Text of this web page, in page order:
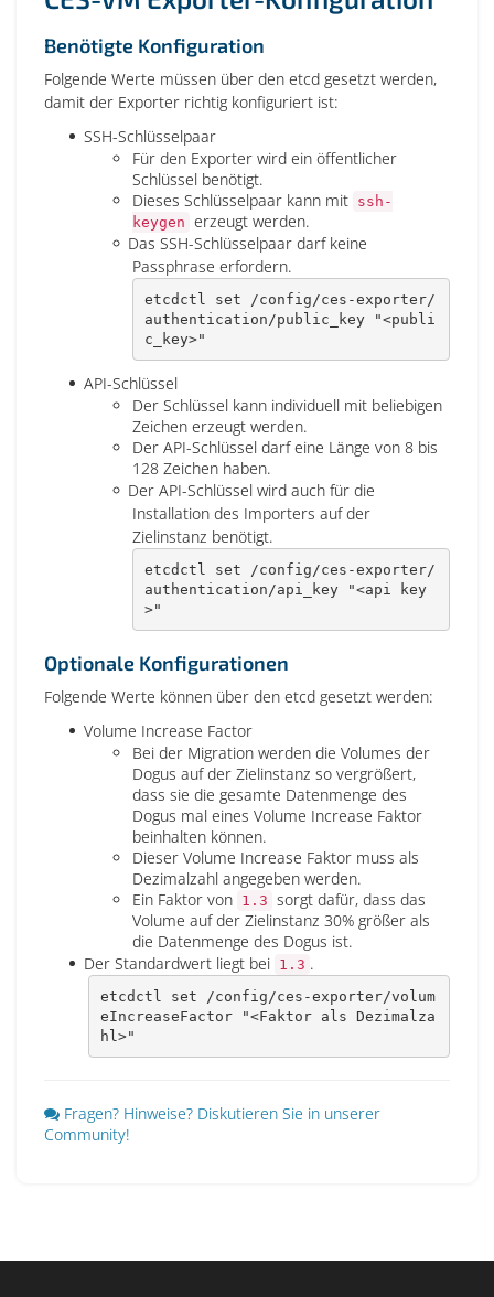
Benötigte Konfiguration
Folgende Werte müssen über den etcd gesetzt werden,
damit der Exporter richtig konfiguriert ist:
SSH-Schlüsselpaar
Für den Exporter wird ein öffentlicher
Schlüssel benötigt.
Dieses Schlüsselpaar kann mit ssh-
keygen erzeugt werden.
Das SSH-Schlüsselpaar darf keine
Passphrase erfordern.
etcdctl set /config/ces-exporter/
authentication/public_key
"<publi
c_key>"
API-Schlüssel
Der Schlüssel kann individuell mit beliebigen
Zeichen erzeugt werden.
Der API-Schlüssel darf eine Länge von 8 bis
128 Zeichen haben.
Der API-Schlüssel wird auch für die
Installation des Importers auf der
Zielinstanz benötigt.
etcdctl set /config/ces-exporter/
authentication/api_key
"<api key
>"
Optionale Konfigurationen
Folgende Werte können über den etcd gesetzt werden:
Volume Increase Factor
Bei der Migration werden die Volumes der
Dogus auf der Zielinstanz so vergrößert,
dass sie die gesamte Datenmenge des
Dogus mal eines Volume Increase Faktor
beinhalten können.
Dieser Volume Increase Faktor muss als
Dezimalzahl angegeben werden.
Ein Faktor von 1.3 sorgt dafür, dass das
Volume auf der Zielinstanz 30% größer als
die Datenmenge des Dogus ist.
Der Standardwert liegt bei 1.3 .
etcdctl set /config/ces-exporter/volum
eIncreaseFactor
"<Faktor als Dezimalza
hl>"
Fragen? Hinweise? Diskutieren Sie in unserer
Community!